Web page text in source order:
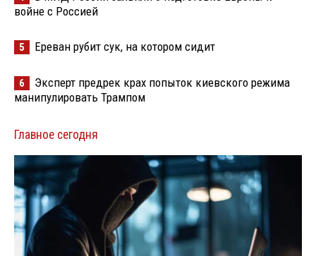
войне с Россией
5 Ереван рубит сук, на котором сидит
6
Эксперт предрек крах попыток киевского режима
манипулировать Трампом
Главное сегодня